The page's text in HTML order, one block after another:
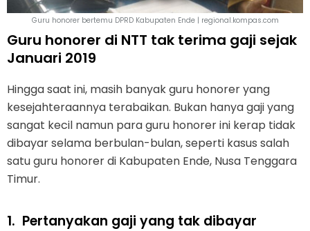
Guru honorer bertemu DPRD Kabupaten Ende | regional.kompas.com
Guru honorer di NTT tak terima gaji sejak
Januari 2019
Hingga saat ini, masih banyak guru honorer yang
kesejahteraannya terabaikan. Bukan hanya gaji yang
sangat kecil namun para guru honorer ini kerap tidak
dibayar selama berbulan-bulan, seperti kasus salah
satu guru honorer di Kabupaten Ende, Nusa Tenggara
Timur.
1. Pertanyakan gaji yang tak dibayar